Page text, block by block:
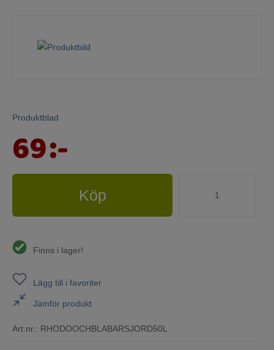
Luftvård och Värme
Mina sidor
Produktblad
69:-
Köp
Finns i lager!
Lägg till i favoriter
Jämför produkt
Art.nr.: RHODOOCHBLABARSJORD50L